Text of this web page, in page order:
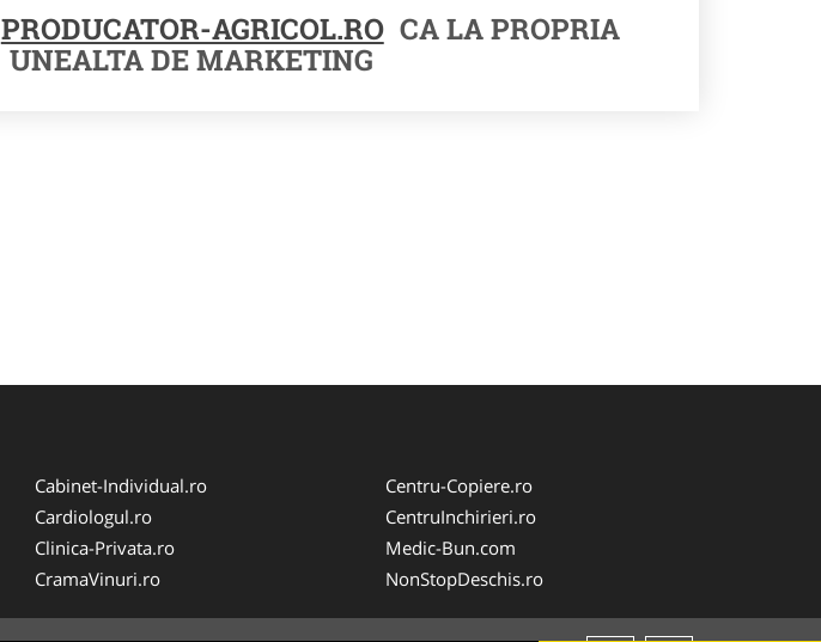
PRODUCATOR-AGRICOL.RO CA LA PROPRIA
UNEALTA DE MARKETING
Cabinet-Individual.ro
Cardiologul.ro
Clinica-Privata.ro
CramaVinuri.ro
Centru-Copiere.ro
CentruInchirieri.ro
Medic-Bun.com
NonStopDeschis.ro